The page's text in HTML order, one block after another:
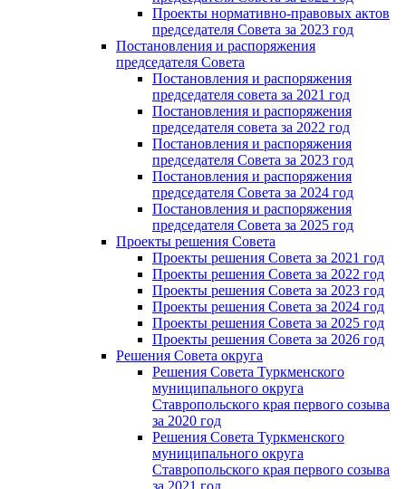
Проекты нормативно-правовых актов
председателя Cовета за 2023 год
Постановления и распоряжения
председателя Cовета
Постановления и распоряжения
председателя совета за 2021 год
Постановления и распоряжения
председателя совета за 2022 год
Постановления и распоряжения
председателя Cовета за 2023 год
Постановления и распоряжения
председателя Cовета за 2024 год
Постановления и распоряжения
председателя Cовета за 2025 год
Проекты решения Cовета
Проекты решения Совета за 2021 год
Проекты решения Совета за 2022 год
Проекты решения Cовета за 2023 год
Проекты решения Совета за 2024 год
Проекты решения Совета за 2025 год
Проекты решения Совета за 2026 год
Решения Совета округа
Решения Совета Туркменского
муниципального округа
Ставропольского края первого созыва
за 2020 год
Решения Совета Туркменского
муниципального округа
Ставропольского края первого созыва
за 2021 год